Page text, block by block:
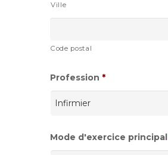
Ville
Code postal
Profession *
Mode d'exercice principal